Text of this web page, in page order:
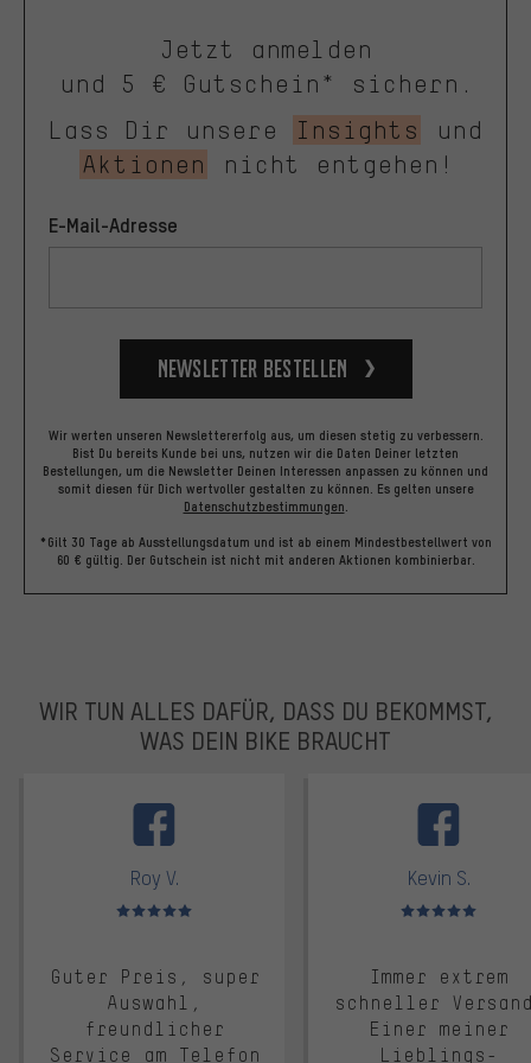
Jetzt anmelden
und 5 € Gutschein* sichern.
Lass Dir unsere
Insights
und
Aktionen
nicht entgehen!
E-Mail-Adresse
Newsletter bestellen
Wir werten unseren Newslettererfolg aus, um diesen stetig zu verbessern.
Bist Du bereits Kunde bei uns, nutzen wir die Daten Deiner letzten
Bestellungen, um die Newsletter Deinen Interessen anpassen zu können und
somit diesen für Dich wertvoller gestalten zu können. Es gelten unsere
Datenschutzbestimmungen.
*Gilt 30 Tage ab Ausstellungsdatum und ist ab einem Mindestbestellwert von
60 € gültig. Der Gutschein ist nicht mit anderen Aktionen kombinierbar.
WIR TUN ALLES DAFÜR, DASS DU BEKOMMST,
WAS DEIN BIKE BRAUCHT
Roy V.
Bewertungen: 5 von 5
Guter Preis, super
Auswahl,
freundlicher
Service am Telefon
Kevin S.
Bewertungen: 5 von 5
Immer extrem
schneller
Einer meiner
Lieblings-